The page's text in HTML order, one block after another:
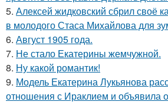
5. Алексей жидковский сбрил своё
в молодого Стаса Михайлова для
6. Август 1905 года.
7. Не стало Екатерины жемчужной.
8. Ну какой романтик!
9. Модель Екатерина Лукьянова
отношения с Ираклием и объявила